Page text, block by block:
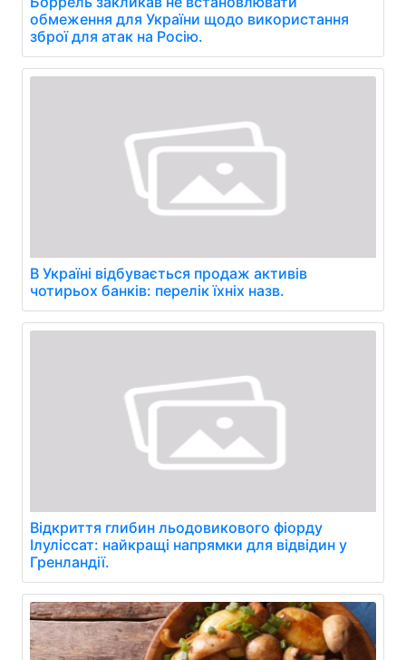
обмеження для України щодо використання
зброї для атак на Росію.
В Україні відбувається продаж активів
чотирьох банків: перелік їхніх назв.
Відкриття глибин льодовикового фіорду
Ілуліссат: найкращі напрямки для відвідин у
Гренландії.